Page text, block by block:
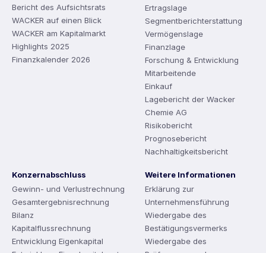
Bericht des Aufsichtsrats
WACKER auf einen Blick
WACKER am Kapitalmarkt
Highlights 2025
Finanzkalender 2026
Ertragslage
Segmentberichterstattung
Vermögenslage
Finanzlage
Forschung & Entwicklung
Mitarbeitende
Einkauf
Lagebericht der Wacker
Chemie AG
Risikobericht
Prognosebericht
Nachhaltigkeitsbericht
Konzernabschluss
Gewinn- und Verlustrechnung
Gesamtergebnisrechnung
Bilanz
Kapitalflussrechnung
Entwicklung Eigenkapital
Weitere Informationen
Erklärung zur
Unternehmensführung
Wiedergabe des
Bestätigungsvermerks
Wiedergabe des